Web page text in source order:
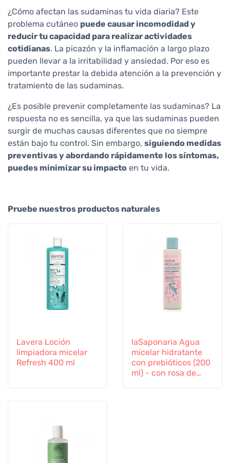
¿Cómo afectan las sudaminas tu vida diaria? Este
problema cutáneo puede causar incomodidad y
reducir tu capacidad para realizar actividades
cotidianas. La picazón y la inflamación a largo plazo
pueden llevar a la irritabilidad y ansiedad. Por eso es
importante prestar la debida atención a la prevención y
tratamiento de las sudaminas.
¿Es posible prevenir completamente las sudaminas? La
respuesta no es sencilla, ya que las sudaminas pueden
surgir de muchas causas diferentes que no siempre
están bajo tu control. Sin embargo, siguiendo medidas
preventivas y abordando rápidamente los síntomas,
puedes minimizar su impacto en tu vida.
Pruebe nuestros productos naturales
Lavera Loción
limpiadora micelar
Refresh 400 ml
laSaponaria Agua
micelar hidratante
con prebióticos (200
ml) - con rosa de